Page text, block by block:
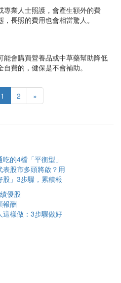
專業人士照護，會產生額外的費
長照的費用也會相當驚人。
能會購買營養品或中草藥幫助降低
費的，健保是不會補助。
1 2 »
的4檔「平衡型」
股市多頭將啟？用
」3步驟，累積報
優股
酬
這樣做：3步驟做好